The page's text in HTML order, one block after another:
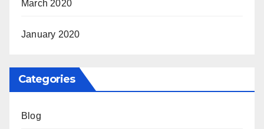
March 2020
January 2020
Categories
Blog